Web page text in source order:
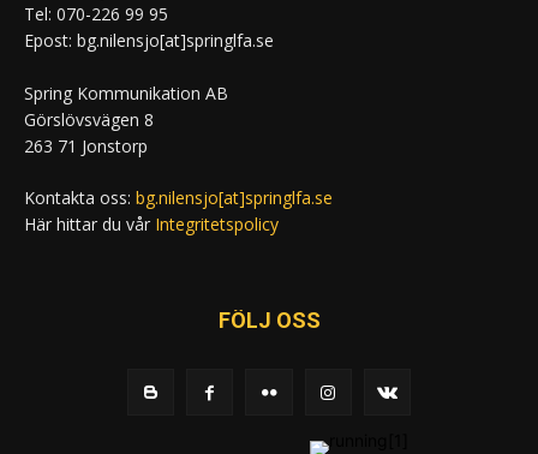
Tel: 070-226 99 95
Epost: bg.nilensjo[at]springlfa.se
Spring Kommunikation AB
Görslövsvägen 8
263 71 Jonstorp
Kontakta oss: bg.nilensjo[at]springlfa.se
Här hittar du vår Integritetspolicy
FÖLJ OSS